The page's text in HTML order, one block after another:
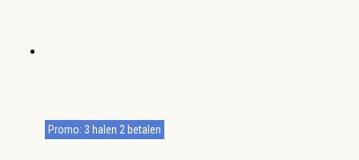
Promo: 3 halen 2 betalen